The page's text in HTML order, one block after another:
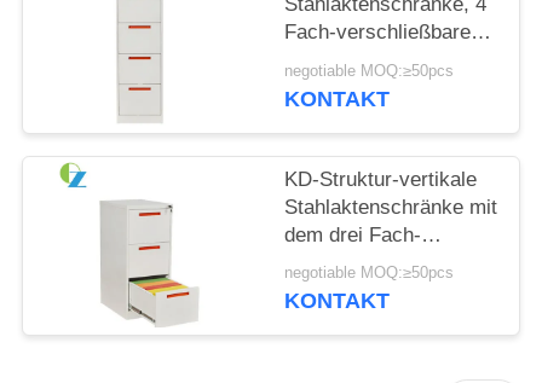
Stahlaktenschränke, 4
Fach-verschließbares
Aktenspeicherungs-
Kabinett
negotiable MOQ:≥50pcs
KONTAKT
KD-Struktur-vertikale
Stahlaktenschränke mit
dem drei Fach-
modernen Entwurf
negotiable MOQ:≥50pcs
KONTAKT